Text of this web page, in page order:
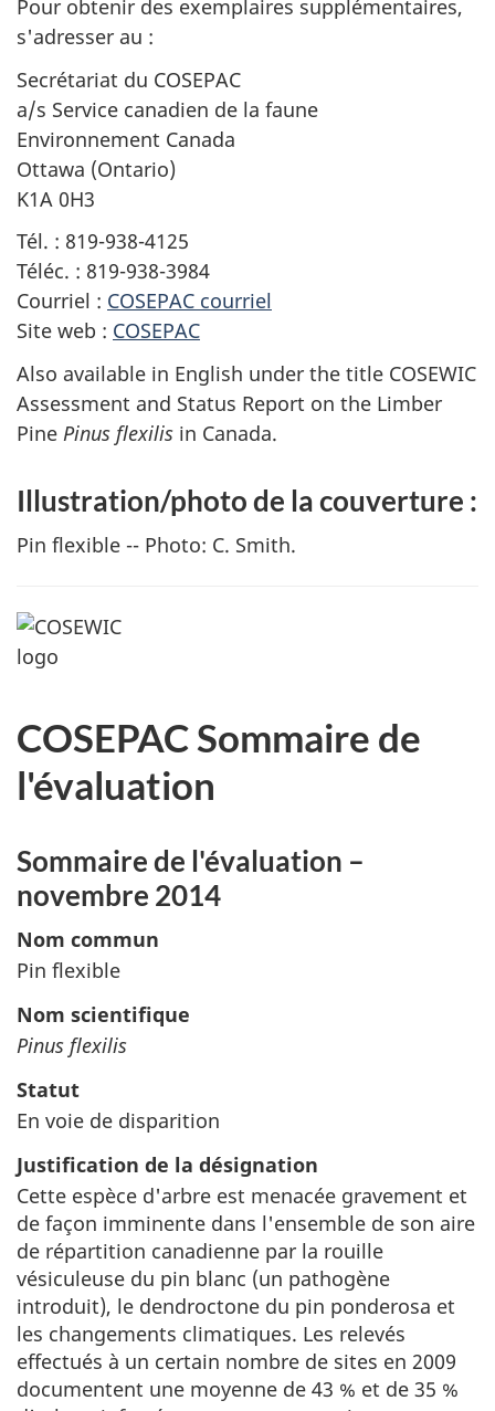
Pour obtenir des exemplaires supplémentaires,
s'adresser au :
Secrétariat du COSEPAC
a/s Service canadien de la faune
Environnement Canada
Ottawa (Ontario)
K1A 0H3
Tél. : 819-938-4125
Téléc. : 819-938-3984
Courriel : COSEPAC courriel
Site web : COSEPAC
Also available in English under the title COSEWIC
Assessment and Status Report on the Limber
Pine Pinus flexilis in Canada.
Illustration/photo de la couverture :
Pin flexible -- Photo: C. Smith.
COSEPAC Sommaire de
l'évaluation
Sommaire de l'évaluation –
novembre 2014
Nom commun
Pin flexible
Nom scientifique
Pinus flexilis
Statut
En voie de disparition
Justification de la désignation
Cette espèce d'arbre est menacée gravement et
de façon imminente dans l'ensemble de son aire
de répartition canadienne par la rouille
vésiculeuse du pin blanc (un pathogène
introduit), le dendroctone du pin ponderosa et
les changements climatiques. Les relevés
effectués à un certain nombre de sites en 2009
documentent une moyenne de 43 % et de 35 %